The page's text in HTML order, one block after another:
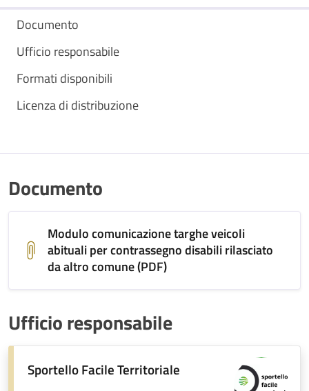
Documento
Ufficio responsabile
Formati disponibili
Licenza di distribuzione
Documento
Modulo comunicazione targhe veicoli
abituali per contrassegno disabili rilasciato
da altro comune (PDF)
Ufficio responsabile
Sportello Facile Territoriale